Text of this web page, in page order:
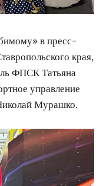
в пресс-
края,
ФПСК Татьяна
управление
Мурашко.